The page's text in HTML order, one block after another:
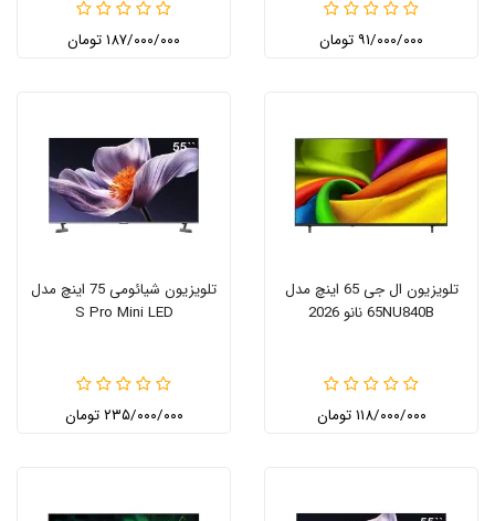
۹۱/۰۰۰/۰۰۰ تومان ۱۸۷/۰۰۰/۰۰۰ تومان
تلویزیون ال جی 65 اینچ مدل
65NU840B نانو 2026
۱۱۸/۰۰۰/۰۰۰ تومان
تلویزیون شیائومی 75 اینچ مدل
S Pro Mini LED
۲۳۵/۰۰۰/۰۰۰ تومان